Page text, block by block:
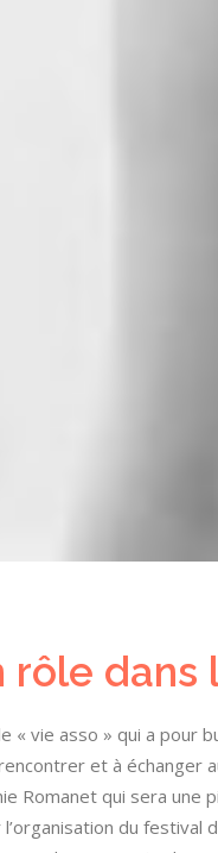
dans
« vie asso » qui a pour
et à échanger
Romanet qui sera une
du